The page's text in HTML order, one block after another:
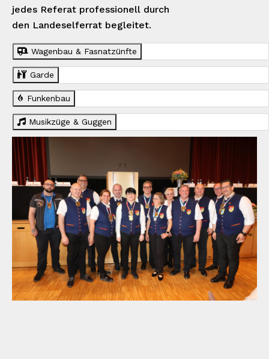
jedes Referat professionell durch
den Landeselferrat begleitet.
Wagenbau & Fasnatzünfte
Garde
Funkenbau
Musikzüge & Guggen